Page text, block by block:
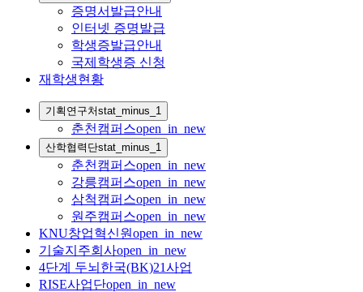
증명서발급안내
인터넷 증명발급
학생증발급안내
국제학생증 신청
재학생현황
기획연구처stat_minus_1
춘천캠퍼스open_in_new
산학협력단stat_minus_1
춘천캠퍼스open_in_new
강릉캠퍼스open_in_new
삼척캠퍼스open_in_new
원주캠퍼스open_in_new
KNU창업혁신원open_in_new
기술지주회사open_in_new
4단계 두뇌한국(BK)21사업
RISE사업단open_in_new